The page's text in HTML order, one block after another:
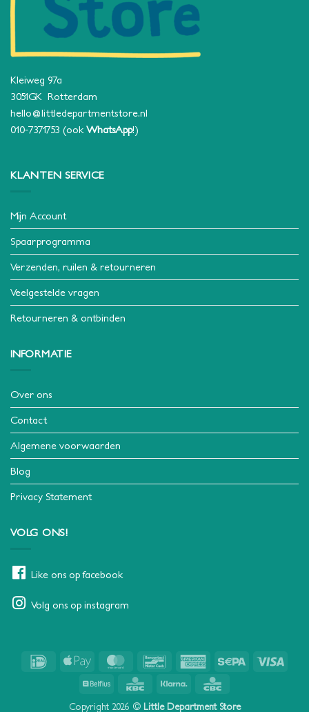
Kleiweg 97a
3051GK Rotterdam
hello@littledepartmentstore.nl
010-7371753 (ook WhatsApp!)
KLANTEN SERVICE
Mijn Account
Spaarprogramma
Verzenden, ruilen & retourneren
Veelgestelde vragen
Retourneren & ontbinden
INFORMATIE
Over ons
Contact
Algemene voorwaarden
Blog
Privacy Statement
VOLG ONS!
Like ons op facebook
Volg ons op instagram
IDeal
Apple
MasterCardBancontact American Sepa
Belfius KBC Klarna
Copyright 2026 © Little Department Store